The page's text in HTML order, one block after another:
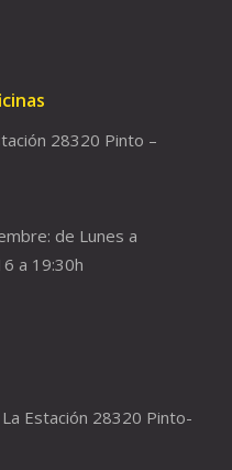
28320 Pinto –
de Lunes a
a 19:30h
Estación 28320 Pinto-